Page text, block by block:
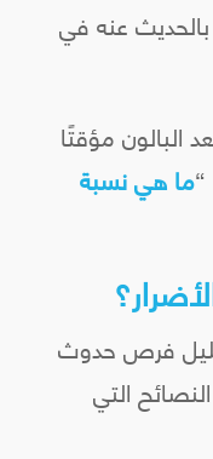
عنه في
البالون مؤقتًا
ما هي نسبة
فرص حدوث
التي